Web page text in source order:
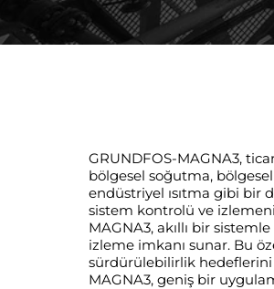
GRUNDFOS-MAGNA3,
bölgesel soğutma, bölgesel
endüstriyel ısıtma gibi bir
sistem kontrolü ve
MAGNA3, akıllı bir
izleme imkanı sunar. Bu
sürdürülebilirlik hedeflerini
MAGNA3, geniş bir